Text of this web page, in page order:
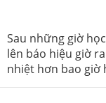
Sau những giờ
lên báo hiệu giờ
nhiệt hơn bao giờ